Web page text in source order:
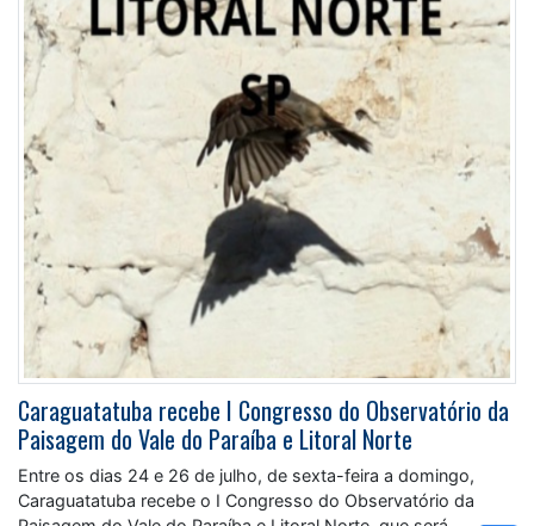
Caraguatatuba recebe I Congresso do Observatório da
Paisagem do Vale do Paraíba e Litoral Norte
Entre os dias 24 e 26 de julho, de sexta-feira a domingo,
Caraguatatuba recebe o I Congresso do Observatório da